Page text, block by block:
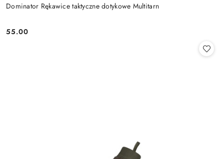
Dominator Rękawice taktyczne dotykowe Multitarn
Cena:
55.00